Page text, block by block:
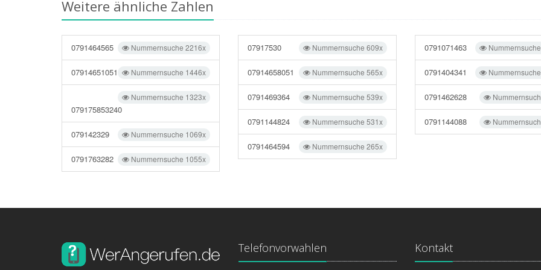
Weitere ähnliche Zahlen
Nummernsuche 2216x
0791464565
Nummernsuche 1446x
07914651051
Nummernsuche 1323x
079175853240
Nummernsuche 1069x
079142329
Nummernsuche 1055x
0791763282
Nummernsuche 609x
07917530
Nummernsuche 565x
07914658051
Nummernsuche 539x
0791469364
Nummernsuche 531x
0791144824
Nummernsuche 265x
0791464594
0791071463
0791404341
0791462628
0791144088
Telefonvorwahlen Kontakt